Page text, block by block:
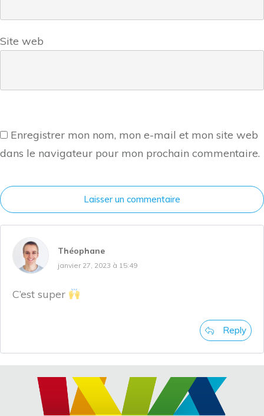
Site web
Enregistrer mon nom, mon e-mail et mon site web
dans le navigateur pour mon prochain commentaire.
Laisser un commentaire
Théophane
janvier 27, 2023 à 15:49
C’est super
Reply